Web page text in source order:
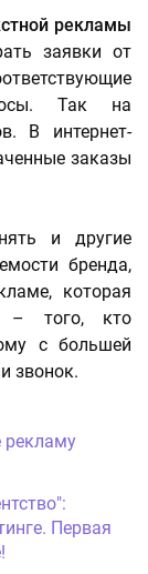
рекламы
заявки от
Так на
В интернет-
заказы
и другие
бренда,
которая
– того, кто
с большей
звонок.
рекламу
Первая